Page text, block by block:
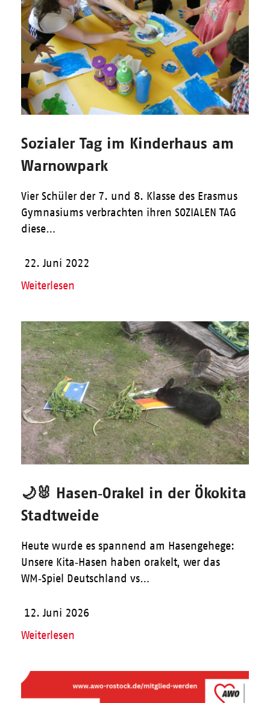
Sozialer Tag im Kinderhaus am
Warnowpark
Vier Schüler der 7. und 8. Klasse des Erasmus
Gymnasiums verbrachten ihren SOZIALEN TAG
diese…
22. Juni 2022
Weiterlesen
🌙🐰 Hasen‑Orakel in der Ökokita
Stadtweide
Heute wurde es spannend am Hasengehege:
Unsere Kita‑Hasen haben orakelt, wer das
WM‑Spiel Deutschland vs…
12. Juni 2026
Weiterlesen